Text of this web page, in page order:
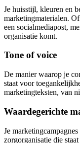
Je huisstijl, kleuren en
marketingmaterialen.
een socialmediapost,
organisatie komt.
Tone of voice
De manier waarop je
staat voor
marketingteksten, van
Waardegerichte
Je
zorgorganisatie die